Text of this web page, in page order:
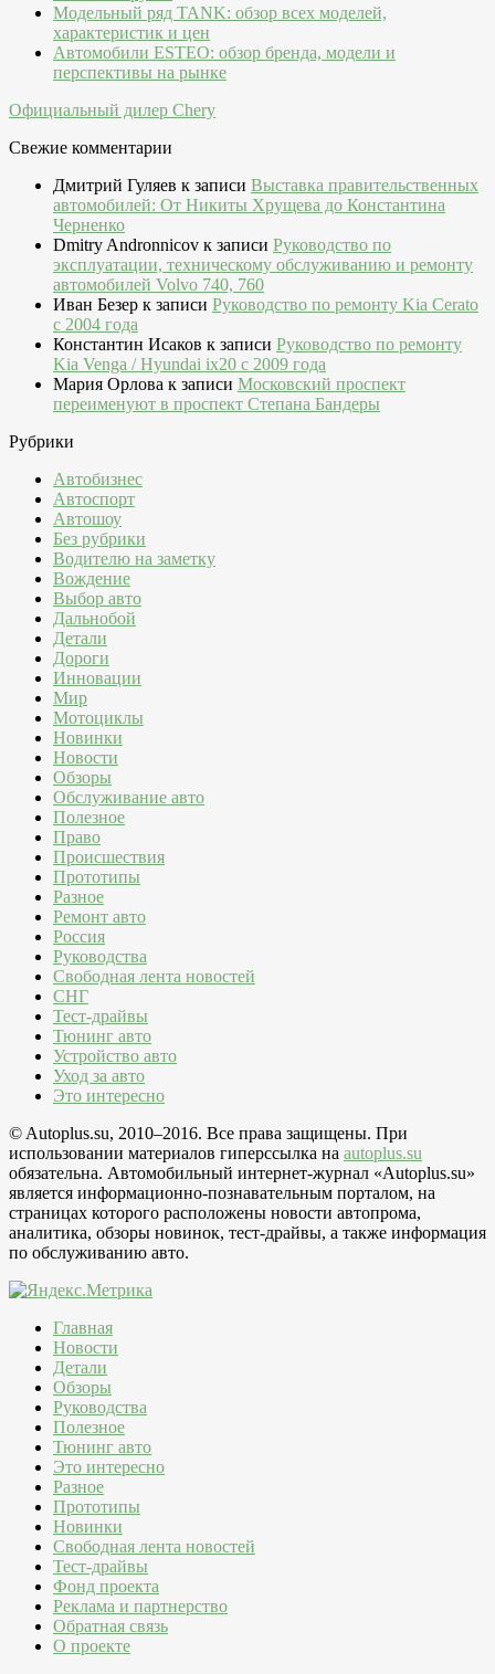
Модельный ряд TANK: обзор всех моделей,
характеристик и цен
Автомобили ESTEO: обзор бренда, модели и
перспективы на рынке
Официальный дилер Chery
Свежие комментарии
Дмитрий Гуляев к записи Выставка правительственных
автомобилей: От Никиты Хрущева до Константина
Черненко
Dmitry Andronnicov к записи Руководство по
эксплуатации, техническому обслуживанию и ремонту
автомобилей Volvo 740, 760
Иван Безер к записи Руководство по ремонту Kia Cerato
c 2004 года
Константин Исаков к записи Руководство по ремонту
Kia Venga / Hyundai ix20 c 2009 года
Мария Орлова к записи Московский проспект
переименуют в проспект Степана Бандеры
Рубрики
Автобизнес
Автоспорт
Автошоу
Без рубрики
Водителю на заметку
Вождение
Выбор авто
Дальнобой
Детали
Дороги
Инновации
Мир
Мотоциклы
Новинки
Новости
Обзоры
Обслуживание авто
Полезное
Право
Происшествия
Прототипы
Разное
Ремонт авто
Россия
Руководства
Свободная лента новостей
СНГ
Тест-драйвы
Тюнинг авто
Устройство авто
Уход за авто
Это интересно
© Autoplus.su, 2010–2016. Все права защищены. При
использовании материалов гиперссылка на autoplus.su
обязательна. Автомобильный интернет-журнал «Autoplus.su»
является информационно-познавательным порталом, на
страницах которого расположены новости автопрома,
аналитика, обзоры новинок, тест-драйвы, а также информация
по обслуживанию авто.
Главная
Новости
Детали
Обзоры
Руководства
Полезное
Тюнинг авто
Это интересно
Разное
Прототипы
Новинки
Свободная лента новостей
Тест-драйвы
Фонд проекта
Реклама и партнерство
Обратная связь
О проекте